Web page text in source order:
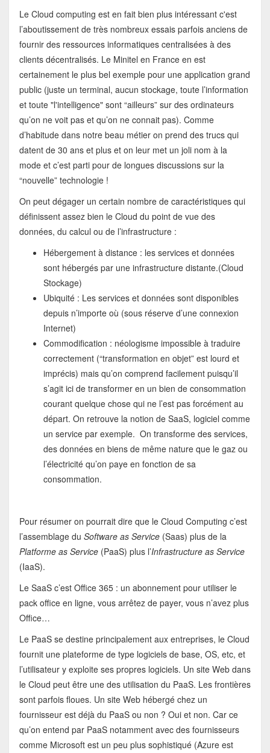
Le Cloud computing est en fait bien plus intéressant c'est
l’aboutissement de très nombreux essais parfois anciens de
fournir des ressources informatiques centralisées à des
clients décentralisés. Le Minitel en France en est
certainement le plus bel exemple pour une application grand
public (juste un terminal, aucun stockage, toute l’information
et toute "l'intelligence" sont “ailleurs” sur des ordinateurs
qu’on ne voit pas et qu’on ne connait pas). Comme
d’habitude dans notre beau métier on prend des trucs qui
datent de 30 ans et plus et on leur met un joli nom à la
mode et c’est parti pour de longues discussions sur la
“nouvelle” technologie !
On peut dégager un certain nombre de caractéristiques qui
définissent assez bien le Cloud du point de vue des
données, du calcul ou de l’infrastructure :
Hébergement à distance : les services et données
sont hébergés par une infrastructure distante.(Cloud
Stockage)
Ubiquité : Les services et données sont disponibles
depuis n’importe où (sous réserve d’une connexion
Internet)
Commodification : néologisme impossible à traduire
correctement (“transformation en objet” est lourd et
imprécis) mais qu’on comprend facilement puisqu’il
s’agit ici de transformer en un bien de consommation
courant quelque chose qui ne l’est pas forcément au
départ. On retrouve la notion de SaaS, logiciel comme
un service par exemple. On transforme des services,
des données en biens de même nature que le gaz ou
l’électricité qu’on paye en fonction de sa
consommation.
Pour résumer on pourrait dire que le Cloud Computing c’est
l’assemblage du Software as Service(Saas) plus de la
Platforme as Service(PaaS) plus l’Infrastructure as Service
(IaaS).
Le SaaS c’est Office 365 : un abonnement pour utiliser le
pack office en ligne, vous arrêtez de payer, vous n’avez plus
Office…
Le PaaS se destine principalement aux entreprises, le Cloud
fournit une plateforme de type logiciels de base, OS, etc, et
l’utilisateur y exploite ses propres logiciels. Un site Web dans
le Cloud peut être une des utilisation du PaaS. Les frontières
sont parfois floues. Un site Web hébergé chez un
fournisseur est déjà du PaaS ou non ? Oui et non. Car ce
qu’on entend par PaaS notamment avec des fournisseurs
comme Microsoft est un peu plus sophistiqué (Azure est